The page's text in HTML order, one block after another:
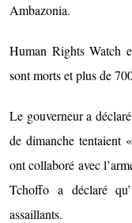
Ambazonia.
Human Rights Watch
sont morts et plus de
Le gouverneur a
de dimanche tentaient
ont collaboré avec
Tchoffo a déclaré
assaillants.